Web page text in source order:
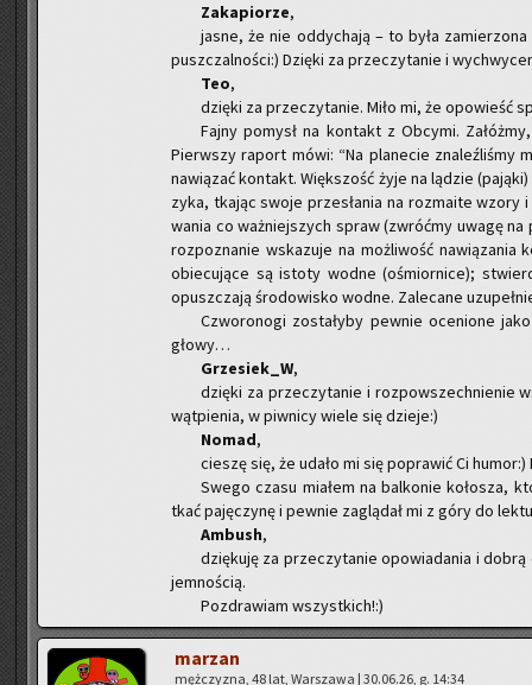
Za­ka­pio­rze,
jasne, że nie od­dy­cha­ją – to była
pusz­czal­no­ści:) Dzię­ki za prze­czy­ta­nie i
Teo,
dzię­ki za prze­czy­ta­nie. Miło mi, że opo­wieść
Fajny po­mysł na kon­takt z Ob­cy­mi.
Pierw­szy ra­port mówi: “Na pla­ne­cie
na­wią­zać kon­takt. Więk­szość żyje na lą­dzie
zy­ka, tka­jąc swoje prze­sła­nia na roz­ma­ite
wa­nia co waż­niej­szych spraw (zwróć­my uwagę
roz­po­zna­nie wska­zu­je na moż­li­wość
obie­cu­ją­ce są isto­ty wodne (ośmior­ni­ce);
opusz­cza­ją śro­do­wi­sko wodne. Za­le­ca­ne
Czwo­ro­no­gi zo­sta­ły­by pew­nie oce­nio­ne
głowy…
Grze­siek_W,
dzię­ki za prze­czy­ta­nie i roz­po­wszech­nie­nie
wąt­pie­nia, w piw­ni­cy wiele się dzie­je:)
Nomad,
cie­szę się, że udało mi się po­pra­wić Ci
Swego czasu mia­łem na bal­ko­nie ko­ło­sza,
tkać pa­ję­czy­nę i pew­nie za­glą­dał mi z góry do
Am­bush,
dzię­ku­ję za prze­czy­ta­nie opo­wia­da­nia i
jem­no­ścią.
Po­zdra­wiam wszyst­kich!:)
ma­rzan
męż­czy­zna, 48 lat, War­sza­wa | 30.06.26, g. 14:34